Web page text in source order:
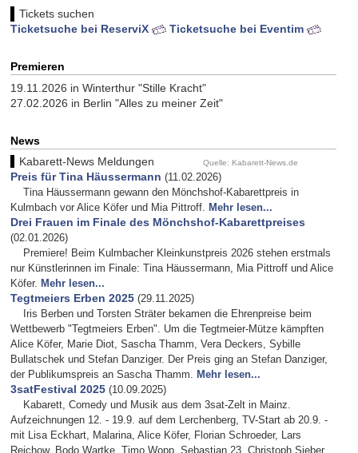
Tickets suchen
Ticketsuche bei ReserviX
Ticketsuche bei Eventim
Premieren
19.11.2026 in Winterthur "Stille Kracht"
27.02.2026 in Berlin "Alles zu meiner Zeit"
News
Kabarett-News Meldungen
Quelle: Kabarett-News.de
Preis für Tina Häussermann (11.02.2026)
Tina Häussermann gewann den Mönchshof-Kabarettpreis in
Kulmbach vor Alice Köfer und Mia Pittroff. Mehr lesen...
Drei Frauen im Finale des Mönchshof-Kabarettpreises
(02.01.2026)
Premiere! Beim Kulmbacher Kleinkunstpreis 2026 stehen erstmals
nur Künstlerinnen im Finale: Tina Häussermann, Mia Pittroff und Alice
Köfer. Mehr lesen...
Tegtmeiers Erben 2025 (29.11.2025)
Iris Berben und Torsten Sträter bekamen die Ehrenpreise beim
Wettbewerb "Tegtmeiers Erben". Um die Tegtmeier-Mütze kämpften
Alice Köfer, Marie Diot, Sascha Thamm, Vera Deckers, Sybille
Bullatschek und Stefan Danziger. Der Preis ging an Stefan Danziger,
der Publikumspreis an Sascha Thamm. Mehr lesen...
3satFestival 2025 (10.09.2025)
Kabarett, Comedy und Musik aus dem 3sat-Zelt in Mainz.
Aufzeichnungen 12. - 19.9. auf dem Lerchenberg, TV-Start ab 20.9. -
mit Lisa Eckhart, Malarina, Alice Köfer, Florian Schroeder, Lars
Reichow, Bodo Wartke, Timo Wopp, Sebastian 23, Christoph Sieber,